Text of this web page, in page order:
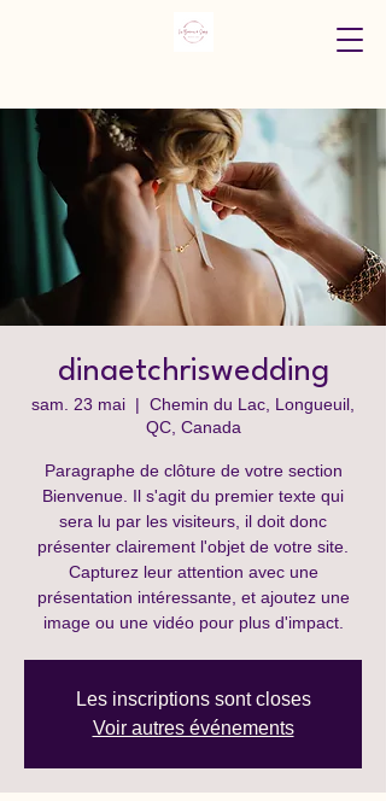
dinaetchriswedding
sam. 23 mai
  |
Chemin du Lac, Longueuil,
QC, Canada
Paragraphe de clôture de votre section
Bienvenue. Il s'agit du premier texte qui
sera lu par les visiteurs, il doit donc
présenter clairement l'objet de votre site.
Capturez leur attention avec une
présentation intéressante, et ajoutez une
image ou une vidéo pour plus d'impact.
Les inscriptions sont closes
Voir autres événements